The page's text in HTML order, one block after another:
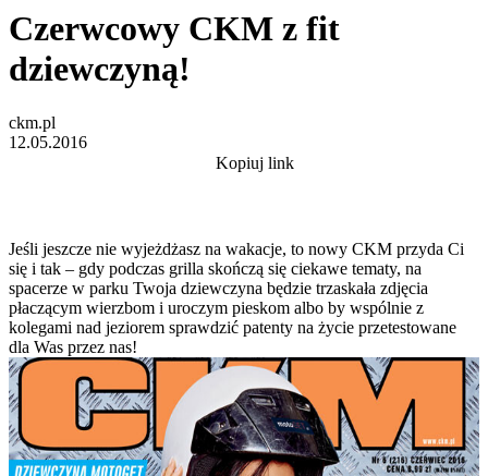
Czerwcowy CKM z fit
dziewczyną!
ckm.pl
12.05.2016
Kopiuj link
Jeśli jeszcze nie wyjeżdżasz na wakacje, to nowy CKM przyda Ci
się i tak – gdy podczas grilla skończą się ciekawe tematy, na
spacerze w parku Twoja dziewczyna będzie trzaskała zdjęcia
płaczącym wierzbom i uroczym pieskom albo by wspólnie z
kolegami nad jeziorem sprawdzić patenty na życie przetestowane
dla Was przez nas!